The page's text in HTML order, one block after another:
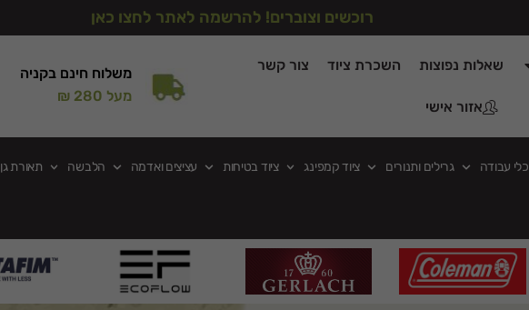
רוכשים וצוברים! להרשמה לאתר לחצו כאן
שאלות נפוצות השכרת ציוד צור קשר
אזור אישי
משלוח חינם בקניה
מעל 280 ₪
כלי עבודה גרילים ותנורים ציוד קמפינג ציוד בטיחות עציצים ואדמה הלבשה תאורת גן